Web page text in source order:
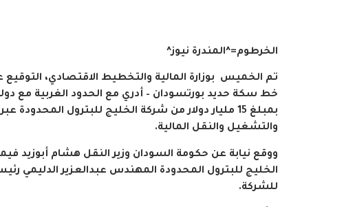
الخرطوم=^المندرة نيوز^
تم الخميس بوزارة المالية والتخطيط الاقتصادي، التوقيع
خط سكة حديد بورتسودان – أدري مع الحدود الغربية مع
بمبلغ 15 مليار دولار من شركة الخليج للبترول المحدودة
والتشغيل والنقل المالية.
ووقع نيابة عن حكومة السودان وزير النقل هشام أبوزيد
الخليج للبترول المحدودة المهندس عبدالعزير الدليمي
للشركة.